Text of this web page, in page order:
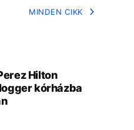
MINDEN CIKK
Hilton
kórházba